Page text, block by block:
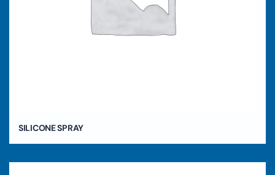
SILICONE SPRAY